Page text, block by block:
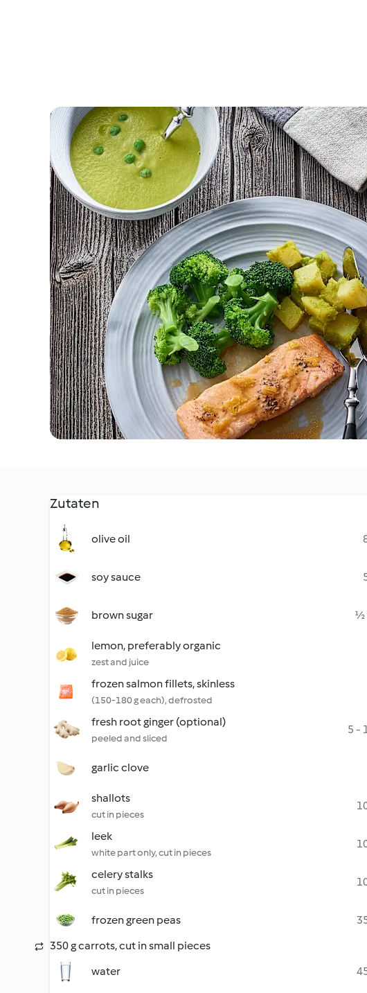
Zutaten
olive oil
soy sauce
brown sugar ½
lemon, preferably organic
zest and juice
frozen salmon fillets, skinless
(150-180 g each), defrosted
fresh root ginger (optional)
peeled and sliced
5 -
garlic clove
shallots
cut in pieces
leek
white part only, cut in pieces
celery stalks
cut in pieces
frozen green peas
350 g carrots, cut in small pieces
water